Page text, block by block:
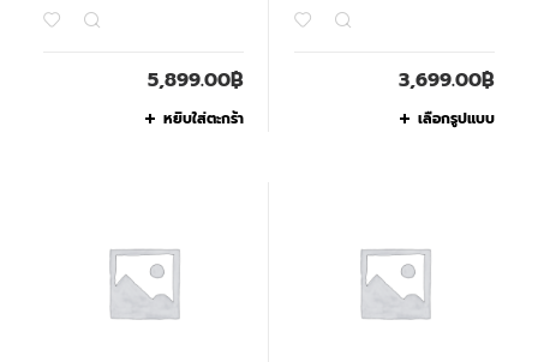
5,899.00฿
หยิบใส่ตะกร้า
3,699.00฿
เลือกรูปแบบ